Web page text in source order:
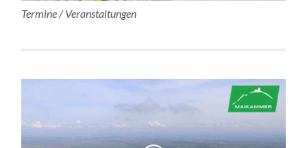
Termine / Veranstaltungen